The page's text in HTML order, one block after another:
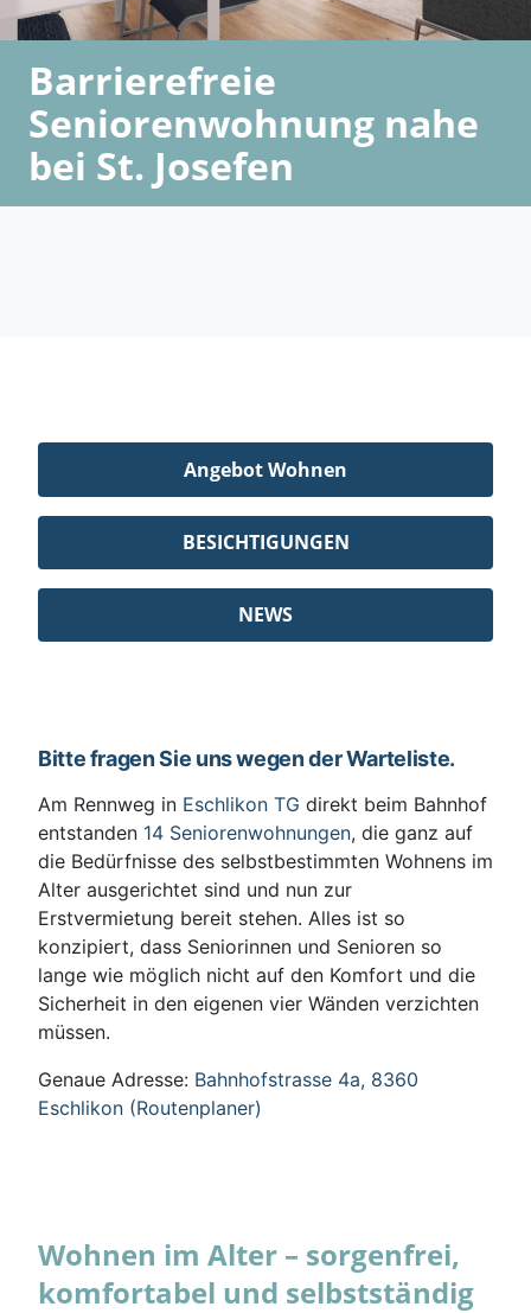
Barrierefreie
Seniorenwohnung nahe
bei St. Josefen
Angebot Wohnen
BESICHTIGUNGEN
NEWS
Bitte fragen Sie uns wegen der Warteliste.
Am Rennweg in Eschlikon TG direkt beim Bahnhof
entstanden 14 Seniorenwohnungen, die ganz auf
die Bedürfnisse des selbstbestimmten Wohnens im
Alter ausgerichtet sind und nun zur
Erstvermietung bereit stehen. Alles ist so
konzipiert, dass Seniorinnen und Senioren so
lange wie möglich nicht auf den Komfort und die
Sicherheit in den eigenen vier Wänden verzichten
müssen.
Genaue Adresse: Bahnhofstrasse 4a, 8360
Eschlikon (Routenplaner)
Wohnen im Alter – sorgenfrei,
komfortabel und selbstständig